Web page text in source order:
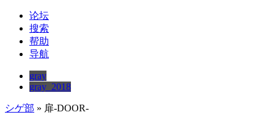
论坛
搜索
帮助
导航
gray
gray_2018
シゲ部 » 扉-DOOR-